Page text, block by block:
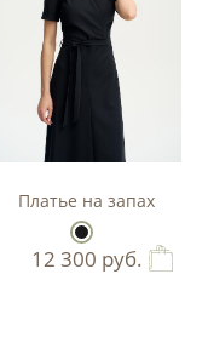
Платье на запах
12 300 руб.